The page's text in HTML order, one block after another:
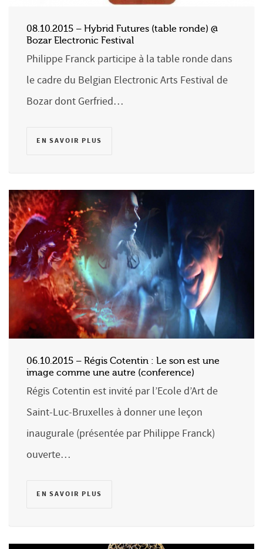
08.10.2015 – Hybrid Futures (table ronde) @
Bozar Electronic Festival
Philippe Franck participe à la table ronde dans
le cadre du Belgian Electronic Arts Festival de
Bozar dont Gerfried…
EN SAVOIR PLUS
06.10.2015 – Régis Cotentin : Le son est une
image comme une autre (conference)
Régis Cotentin est invité par l’Ecole d’Art de
Saint-Luc-Bruxelles à donner une leçon
inaugurale (présentée par Philippe Franck)
ouverte…
EN SAVOIR PLUS